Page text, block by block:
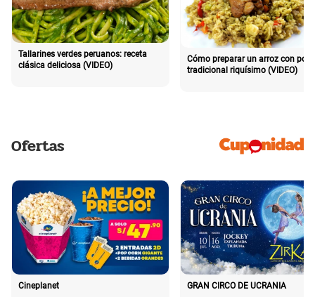
Tallarines verdes peruanos: receta
clásica deliciosa (VIDEO)
Cómo preparar un arroz con pollo
tradicional riquísimo (VIDEO)
Ofertas
Cineplanet GRAN CIRCO DE UCRANIA